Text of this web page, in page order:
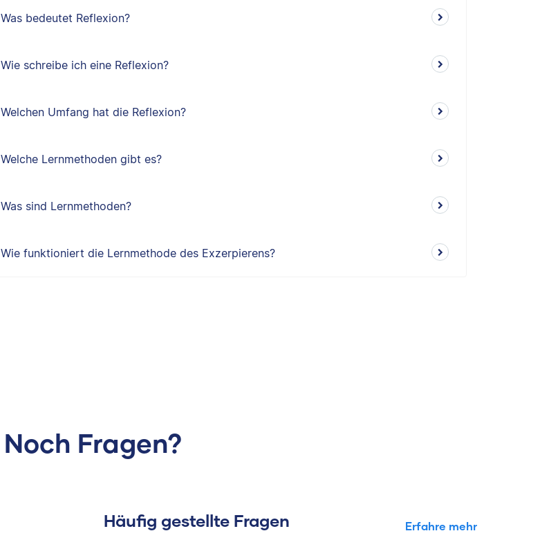
Was bedeutet Reflexion?
Wie schreibe ich eine Reflexion?
Welchen Umfang hat die Reflexion?
Welche Lernmethoden gibt es?
Was sind Lernmethoden?
Wie funktioniert die Lernmethode des Exzerpierens?
Noch Fragen?
Häufig gestellte Fragen Erfahre mehr